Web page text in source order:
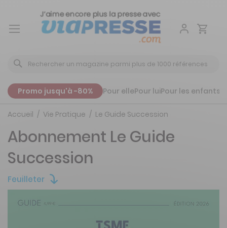
Aller
Promo jusqu'à -80% Pour ellePour luiPour les enfants
Accueil Vie Pratique Le Guide Succession
Feuilleter
Abonnement Le Guide
Succession